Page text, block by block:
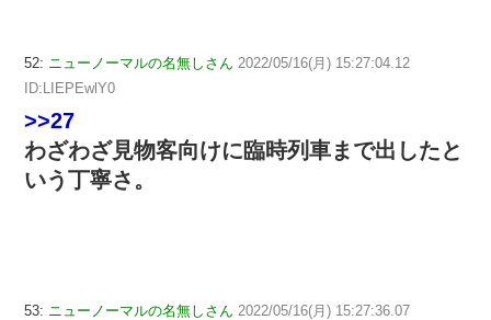
52: ニューノーマルの名無しさん 2022/05/16(月) 15:27:04.12
ID:LIEPEwlY0
>>27
わざわざ見物客向けに臨時列車まで出したと
いう丁寧さ。
53: ニューノーマルの名無しさん 2022/05/16(月) 15:27:36.07